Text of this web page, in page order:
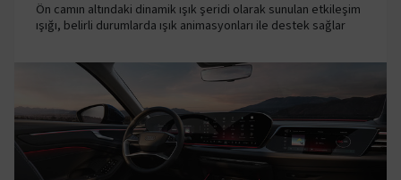
Ön camın altındaki dinamik ışık şeridi olarak sunulan etkileşim
ışığı, belirli durumlarda ışık animasyonları ile destek sağlar